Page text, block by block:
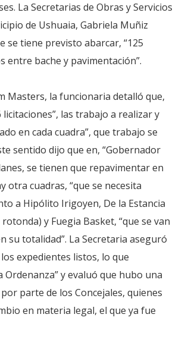
La Secretarias de Obras y Servicios
de Ushuaia, Gabriela Muñiz
se tiene previsto abarcar, “125
entre bache y pavimentación”.
Masters, la funcionaria detalló que,
las trabajo a realizar y
en cada cuadra”, que trabajo se
sentido dijo que en, “Gobernador
se tienen que repavimentar en
otra cuadras, “que se necesita
a Hipólito Irigoyen, De la Estancia
y Fuegia Basket, “que se van
su totalidad”. La Secretaria aseguró
expedientes listos, lo que
Ordenanza” y evaluó que hubo una
parte de los Concejales, quienes
en materia legal, el que ya fue